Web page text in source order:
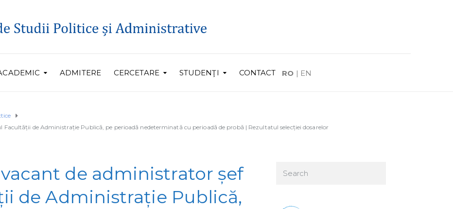
ADMITERE CERCETARE STUDENŢI CONTACT RO | EN
de Administrație Publică, pe perioadă nedeterminată cu perioadă de probă | Rezultatul selecției dosarelor
de administrator șef
de Administrație Publică,